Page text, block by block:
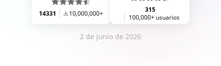
14331 10,000,000+
315
100,000+ usuarios
2 de junio de 2026